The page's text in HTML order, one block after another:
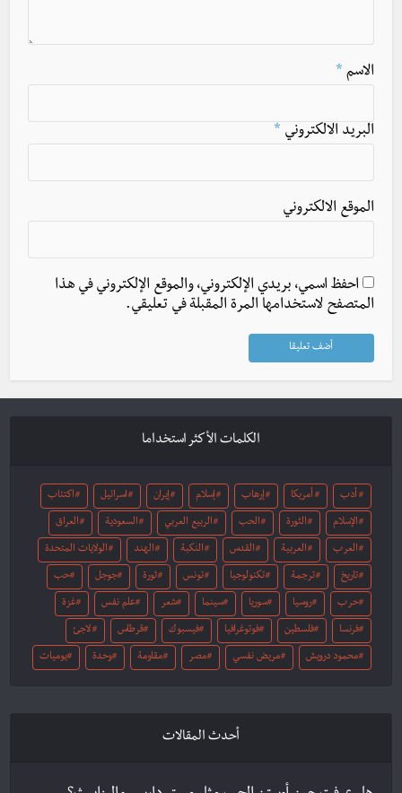
الاسم *
البريد الالكتروني *
الموقع الالكتروني
احفظ اسمي، بريدي الإلكتروني، والموقع الإلكتروني في هذا
المتصفح لاستخدامها المرة المقبلة في تعليقي.
الكلمات الأكثر استخداما
أدب أمريكا إرهاب إسلام إيران اسرائيل اكتئاب
الإسلام الثورة الحب الربيع العربي السعودية العراق
العرب العربية القدس النكبة الهند الولايات المتحدة
تاريخ ترجمة تكنولوجيا تونس ثورة جوجل حب
حرب روسيا سوريا سينما شعر علم نفس غزة
فرنسا فلسطين فوتوغرافيا فيسبوك قرطاس لاجئ
محمود درويش مريض نفسي مصر مقاومة وحدة يوميات
أحدث المقالات